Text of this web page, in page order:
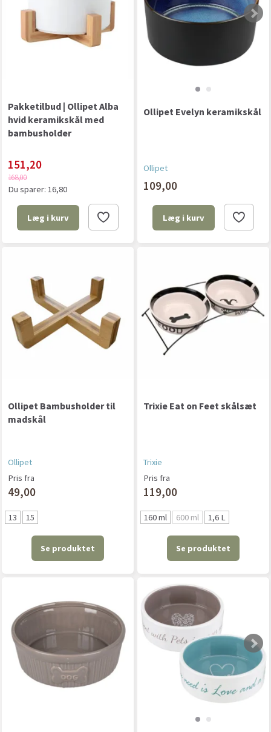
Pakketilbud | Ollipet Alba
hvid keramikskål med
bambusholder
151,20
168,00
Du sparer: 16,80
Læg i kurv
Ollipet Evelyn keramikskål
Ollipet
109,00
Læg i kurv
Ollipet Bambusholder til
madskål
Ollipet
Pris fra
49,00
13 15
Se produktet
Trixie Eat on Feet skålsæt
Trixie
Pris fra
119,00
160 ml 600 ml 1,6 L
Se produktet